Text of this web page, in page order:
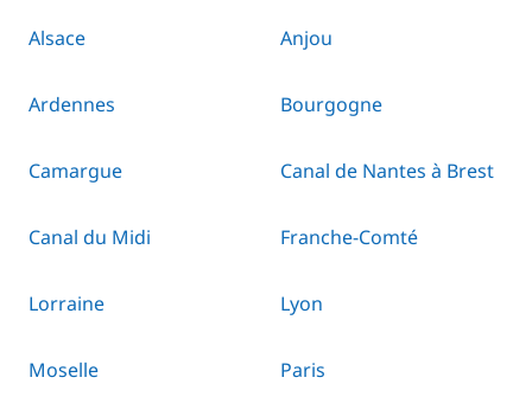
Alsace Anjou
Ardennes Bourgogne
Camargue Canal de Nantes à Brest
Canal du Midi Franche-Comté
Lorraine Lyon
Moselle Paris